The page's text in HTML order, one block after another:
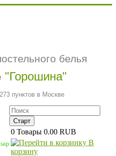
белья
"Горошина"
пунктов в Москве
0 Товары 0.00 RUB
В
корзину